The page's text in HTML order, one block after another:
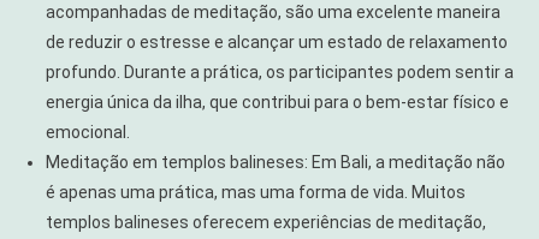
acompanhadas de meditação, são uma excelente maneira
de reduzir o estresse e alcançar um estado de relaxamento
profundo. Durante a prática, os participantes podem sentir a
energia única da ilha, que contribui para o bem-estar físico e
emocional.
Meditação em templos balineses: Em Bali, a meditação não
é apenas uma prática, mas uma forma de vida. Muitos
templos balineses oferecem experiências de meditação,